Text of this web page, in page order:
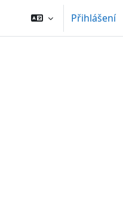
Přihlášení